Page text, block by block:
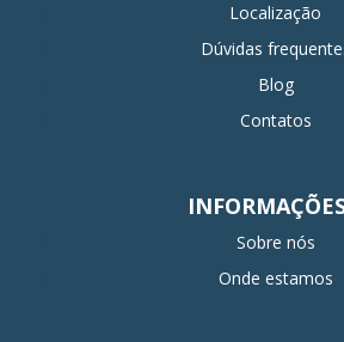
Localização
Dúvidas
Blog
Contatos
Sobre nós
Onde estamos